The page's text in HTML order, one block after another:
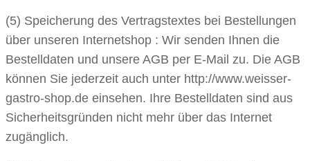
(5) Speicherung des Vertragstextes bei Bestellungen
über unseren Internetshop : Wir senden Ihnen die
Bestelldaten und unsere AGB per E-Mail zu. Die AGB
können Sie jederzeit auch unter http://www.weisser-
gastro-shop.de einsehen. Ihre Bestelldaten sind aus
Sicherheitsgründen nicht mehr über das Internet
zugänglich.